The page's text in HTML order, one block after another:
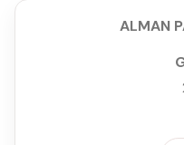
ALMAN